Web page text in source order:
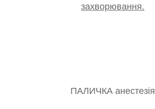
захворювання.
ПАЛИЧКА анестезія